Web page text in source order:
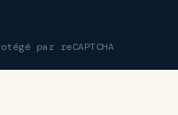
par reCAPTCHA